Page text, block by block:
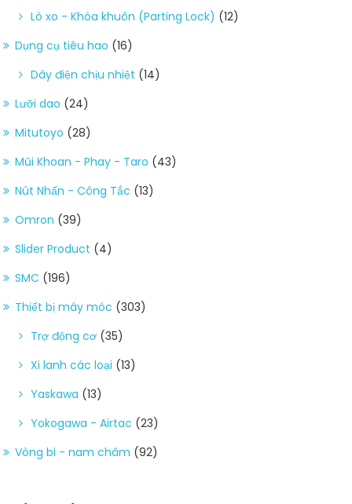
Lò xo - Khóa khuôn (Parting Lock) (12)
Dụng cụ tiêu hao (16)
Dây điện chịu nhiệt (14)
Lưỡi dao (24)
Mitutoyo (28)
Mũi Khoan - Phay - Taro (43)
Nút Nhấn - Công Tắc (13)
Omron (39)
Slider Product (4)
SMC (196)
Thiết bị máy móc (303)
Trợ động cơ (35)
Xi lanh các loại (13)
Yaskawa (13)
Yokogawa - Airtac (23)
Vòng bi - nam châm (92)